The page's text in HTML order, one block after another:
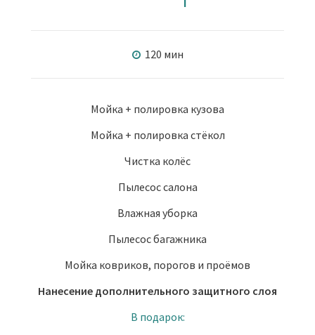
120 мин
Мойка + полировка кузова
Мойка + полировка стёкол
Чистка колёс
Пылесос салона
Влажная уборка
Пылесос багажника
Мойка ковриков, порогов и проёмов
Нанесение дополнительного защитного слоя
В подарок: